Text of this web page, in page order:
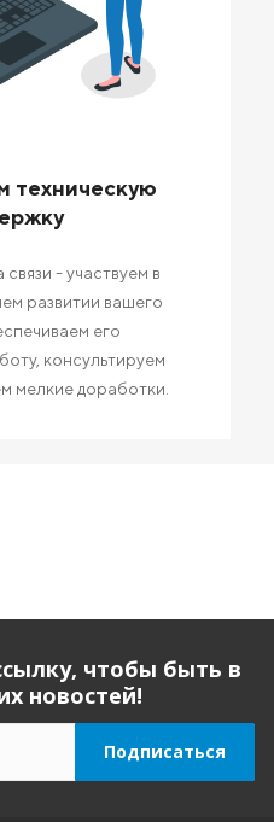
техническую
- участвуем в
развитии вашего
его
консультируем
мелкие доработки.
чтобы быть в
новостей!